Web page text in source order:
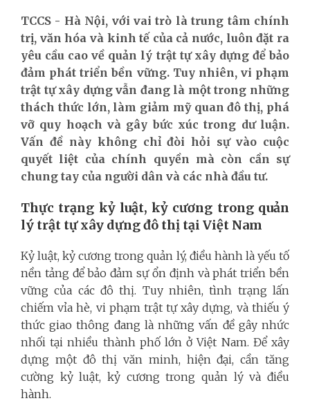
TCCS - Hà Nội, với vai trò là trung tâm chính
trị, văn hóa và kinh tế của cả nước, luôn đặt ra
yêu cầu cao về quản lý trật tự xây dựng để bảo
đảm phát triển bền vững. Tuy nhiên, vi phạm
trật tự xây dựng vẫn đang là một trong những
thách thức lớn, làm giảm mỹ quan đô thị, phá
vỡ quy hoạch và gây bức xúc trong dư luận.
Vấn đề này không chỉ đòi hỏi sự vào cuộc
quyết liệt của chính quyền mà còn cần sự
chung tay của người dân và các nhà đầu tư.
Thực trạng kỷ luật, kỷ cương trong quản
lý trật tự xây dựng đô thị tại Việt Nam
Kỷ luật, kỷ cương trong quản lý, điều hành là yếu tố
nền tảng để bảo đảm sự ổn định và phát triển bền
vững của các đô thị. Tuy nhiên, tình trạng lấn
chiếm vỉa hè, vi phạm trật tự xây dựng, và thiếu ý
thức giao thông đang là những vấn đề gây nhức
nhối tại nhiều thành phố lớn ở Việt Nam. Để xây
dựng một đô thị văn minh, hiện đại, cần tăng
cường kỷ luật, kỷ cương trong quản lý và điều
hành.